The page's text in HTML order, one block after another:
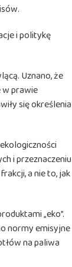
i politykę
Uznano, że
w prawie
się określenia
i przeznaczeniu
a nie to, jak
„eko”.
normy emisyjne
na paliwa